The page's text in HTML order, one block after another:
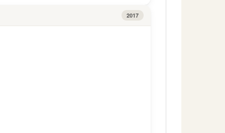
2017